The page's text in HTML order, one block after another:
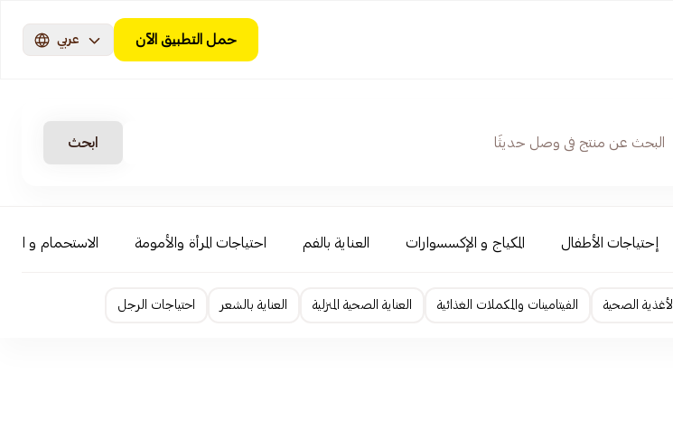
حمل التطبيق الآن عربي
ابحث
إحتياجات الأطفال المكياج و الإكسسوارات العناية بالفم احتياجات المرأة والأمومة الاستحمام و السبا
الأغذية الصحية الفيتامينات والمكملات الغذائية العناية الصحية المنزلية العناية بالشعر احتياجات الرجل